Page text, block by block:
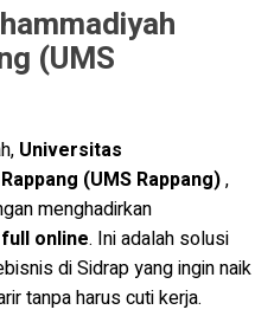
(UMS
Universitas
(UMS Rappang),
menghadirkan
online. Ini adalah solusi
di Sidrap yang ingin naik
tanpa harus cuti kerja.